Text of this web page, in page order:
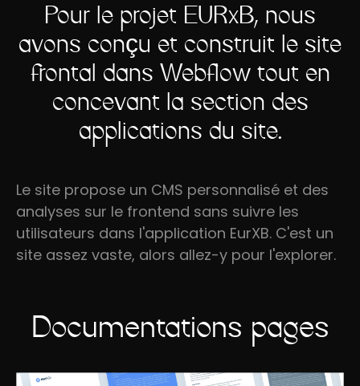
Pour le projet EURxB, nous
avons conçu et construit le site
frontal dans Webflow tout en
concevant la section des
applications du site.
Le site propose un CMS personnalisé et des
analyses sur le frontend sans suivre les
utilisateurs dans l'application EurXB. C'est un
site assez vaste, alors allez-y pour l'explorer.
Documentations pages